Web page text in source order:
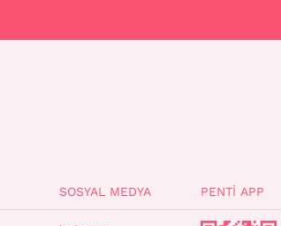
SOSYAL MEDYA PENTI APP